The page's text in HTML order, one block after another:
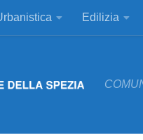
Edilizia